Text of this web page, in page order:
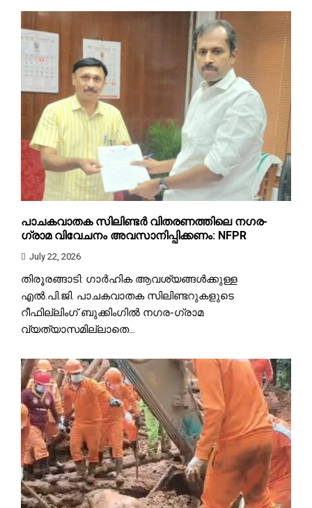
പാചകവാതക സിലിണ്ടർ വിതരണത്തിലെ നഗര-
ഗ്രാമ വിവേചനം അവസാനിപ്പിക്കണം: NFPR
July 22, 2026
തിരൂരങ്ങാടി: ഗാർഹിക ആവശ്യങ്ങൾക്കുള്ള
എൽ.പി.ജി. പാചകവാതക സിലിണ്ടറുകളുടെ
റീഫില്ലിംഗ് ബുക്കിംഗിൽ നഗര-ഗ്രാമ
വ്യത്യാസമില്ലാതെ...